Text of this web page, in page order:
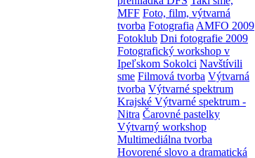
MFF Foto, film, výtvarná
tvorba Fotografia AMFO 2009
Fotoklub Dni fotografie 2009
Fotografický workshop v
Ipeľskom Sokolci Navštívili
sme Filmová tvorba Výtvarná
tvorba Výtvarné spektrum
Krajské Výtvarné spektrum -
Nitra Čarovné pastelky
Výtvarný workshop
Multimediálna tvorba
Hovorené slovo a dramatická